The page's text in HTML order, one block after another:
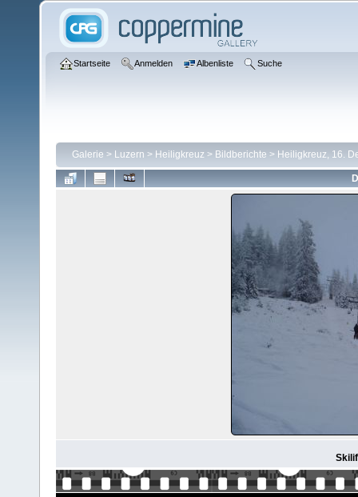
Startseite Anmelden Albenliste Suche
Galerie > Luzern > Heiligkreuz > Bildberichte > Heiligkreuz, 16.